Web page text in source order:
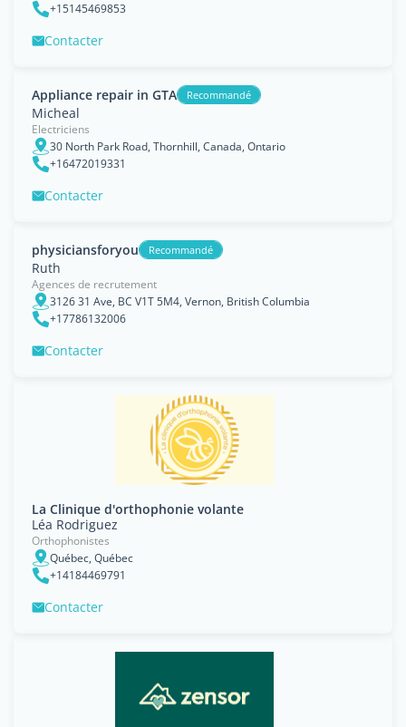
+15145469853
Contacter
Appliance repair in GTA Recommandé
Micheal
Electriciens
30 North Park Road, Thornhill, Canada, Ontario
+16472019331
Contacter
physiciansforyou Recommandé
Ruth
Agences de recrutement
3126 31 Ave, BC V1T 5M4, Vernon, British Columbia
+17786132006
Contacter
La Clinique d'orthophonie volante
Léa Rodriguez
Orthophonistes
Québec, Québec
+14184469791
Contacter